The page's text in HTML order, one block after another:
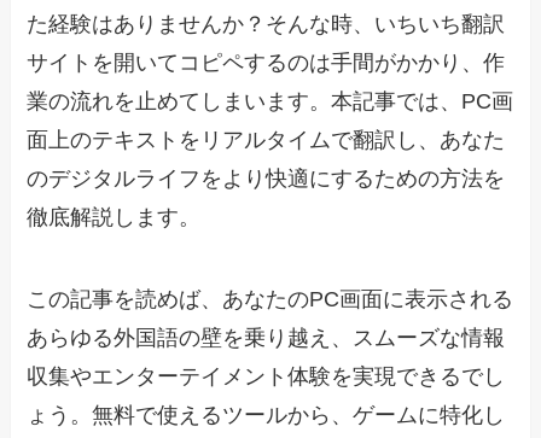
た経験はありませんか？そんな時、いちいち翻訳
サイトを開いてコピペするのは手間がかかり、作
業の流れを止めてしまいます。本記事では、PC画
面上のテキストをリアルタイムで翻訳し、あなた
のデジタルライフをより快適にするための方法を
徹底解説します。
この記事を読めば、あなたのPC画面に表示される
あらゆる外国語の壁を乗り越え、スムーズな情報
収集やエンターテイメント体験を実現できるでし
ょう。無料で使えるツールから、ゲームに特化し